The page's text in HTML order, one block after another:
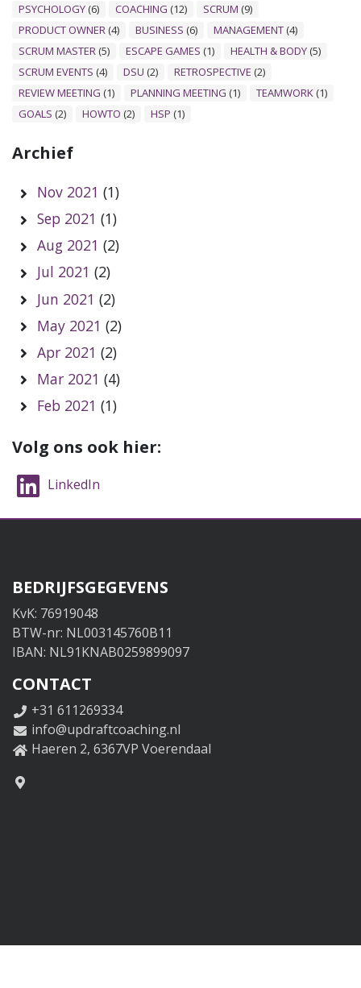
PSYCHOLOGY (6) COACHING (12) SCRUM (9)
PRODUCT OWNER (4) BUSINESS (6) MANAGEMENT (4)
SCRUM MASTER (5) ESCAPE GAMES (1) HEALTH & BODY (5)
SCRUM EVENTS (4) DSU (2) RETROSPECTIVE (2)
REVIEW MEETING (1) PLANNING MEETING (1) TEAMWORK (1)
GOALS (2) HOWTO (2) HSP (1)
Archief
Nov 2021 (1)
Sep 2021 (1)
Aug 2021 (2)
Jul 2021 (2)
Jun 2021 (2)
May 2021 (2)
Apr 2021 (2)
Mar 2021 (4)
Feb 2021 (1)
Volg ons ook hier:
LinkedIn
BEDRIJFSGEGEVENS
KvK: 76919048
BTW-nr: NL003145760B11
IBAN: NL91KNAB0259899097
CONTACT
+31 611269334
info@updraftcoaching.nl
Haeren 2, 6367VP Voerendaal